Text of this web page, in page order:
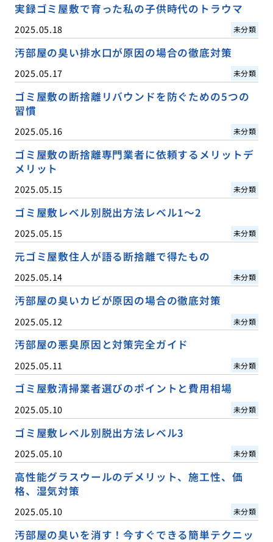
実録ゴミ屋敷で育った私の子供時代のトラウマ
2025.05.18 未分類
汚部屋の臭い排水口が原因の場合の徹底対策
2025.05.17 未分類
ゴミ屋敷の断捨離リバウンドを防ぐための5つの
習慣
2025.05.16 未分類
ゴミ屋敷の断捨離専門業者に依頼するメリットデ
メリット
2025.05.15 未分類
ゴミ屋敷レベル別脱出方法レベル1〜2
2025.05.15 未分類
元ゴミ屋敷住人が語る断捨離で得たもの
2025.05.14 未分類
汚部屋の臭いカビが原因の場合の徹底対策
2025.05.12 未分類
汚部屋の悪臭原因と対策完全ガイド
2025.05.11 未分類
ゴミ屋敷清掃業者選びのポイントと費用相場
2025.05.10 未分類
ゴミ屋敷レベル別脱出方法レベル3
2025.05.10 未分類
高性能グラスウールのデメリット、施工性、価
格、湿気対策
2025.05.10 未分類
汚部屋の臭いを消す！今すぐできる簡単テクニッ